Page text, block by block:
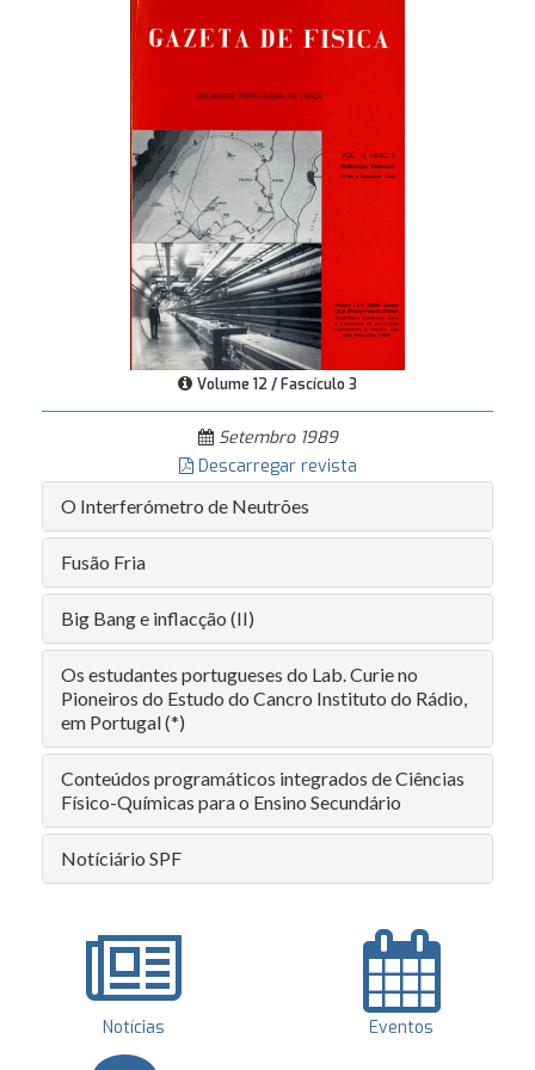
Volume 12 / Fascículo 3
Setembro 1989
Descarregar revista
O Interferómetro de Neutrões
Fusão Fria
Big Bang e inflacção (II)
Os estudantes portugueses do Lab. Curie no
Pioneiros do Estudo do Cancro Instituto do Rádio,
em Portugal (*)
Conteúdos programáticos integrados de Ciências
Físico-Químicas para o Ensino Secundário
Notíciário SPF
Notícias Eventos